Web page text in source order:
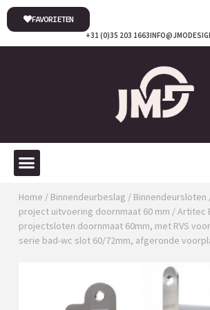
+31 (0)35 203 1663
FAVORIETEN
Home / Binnendeurbeslag / Binnendeursloten
project uitvoering doornmaat 60 mm /Artitec
projectsloten doornmaat 60mm, met RVS
serie bad-wc slot 60/72mm, afgeronde